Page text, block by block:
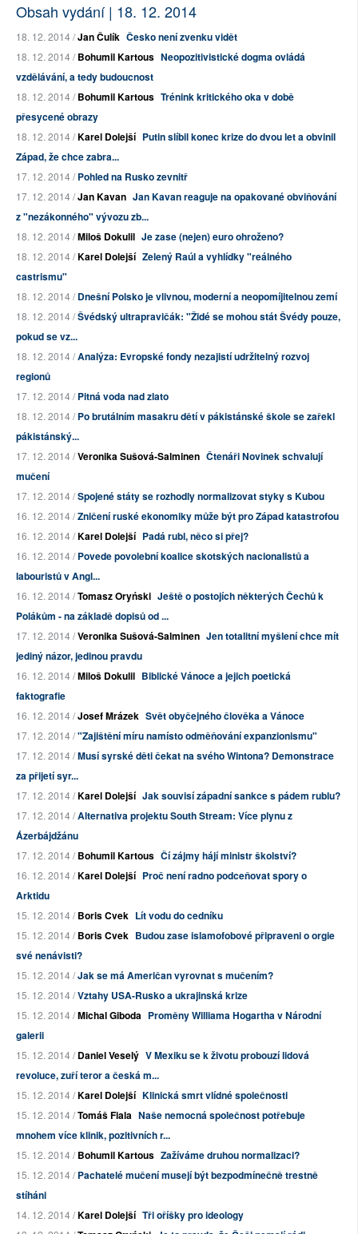
Obsah vydání | 18. 12. 2014
18. 12. 2014 /Jan Čulík Česko není zvenku vidět
18. 12. 2014 /Bohumil Kartous Neopozitivistické dogma ovládá
vzdělávání, a tedy budoucnost
18. 12. 2014 /Bohumil Kartous Trénink kritického oka v době
přesycené obrazy
18. 12. 2014 /Karel Dolejší Putin slíbil konec krize do dvou let a obvinil
Západ, že chce zabra...
17. 12. 2014 /Pohled na Rusko zevnitř
17. 12. 2014 /Jan Kavan Jan Kavan reaguje na opakované obviňování
z "nezákonného" vývozu zb...
18. 12. 2014 /Miloš Dokulil Je zase (nejen) euro ohroženo?
18. 12. 2014 /Karel Dolejší Zelený Raúl a vyhlídky "reálného
castrismu"
18. 12. 2014 /Dnešní Polsko je vlivnou, moderní a neopomíjitelnou zemí
18. 12. 2014 /Švédský ultrapravičák: "Židé se mohou stát Švédy pouze,
pokud se vz...
18. 12. 2014 /Analýza: Evropské fondy nezajistí udržitelný rozvoj
regionů
17. 12. 2014 /Pitná voda nad zlato
18. 12. 2014 /Po brutálním masakru dětí v pákistánské škole se zařekl
pákistánský...
17. 12. 2014 /Veronika Sušová-Salminen Čtenáři Novinek schvalují
mučení
17. 12. 2014 /Spojené státy se rozhodly normalizovat styky s Kubou
16. 12. 2014 /Zničení ruské ekonomiky může být pro Západ katastrofou
16. 12. 2014 /Karel Dolejší Padá rubl, něco si přej?
16. 12. 2014 /Povede povolební koalice skotských nacionalistů a
labouristů v Angl...
16. 12. 2014 /Tomasz Oryński Ještě o postojích některých Čechů k
Polákům - na základě dopisů od ...
17. 12. 2014 /Veronika Sušová-Salminen Jen totalitní myšlení chce mít
jediný názor, jedinou pravdu
16. 12. 2014 /Miloš Dokulil Biblické Vánoce a jejich poetická
faktografie
16. 12. 2014 /Josef Mrázek Svět obyčejného člověka a Vánoce
17. 12. 2014 /"Zajištění míru namísto odměňování expanzionismu"
17. 12. 2014 /Musí syrské děti čekat na svého Wintona? Demonstrace
za přijetí syr...
17. 12. 2014 /Karel Dolejší Jak souvisí západní sankce s pádem rublu?
17. 12. 2014 /Alternativa projektu South Stream: Více plynu z
Ázerbájdžánu
17. 12. 2014 /Bohumil Kartous Čí zájmy hájí ministr školství?
16. 12. 2014 /Karel Dolejší Proč není radno podceňovat spory o
Arktidu
15. 12. 2014 /Boris Cvek Lít vodu do cedníku
15. 12. 2014 /Boris Cvek Budou zase islamofobové připraveni o orgie
své nenávisti?
15. 12. 2014 /Jak se má Američan vyrovnat s mučením?
15. 12. 2014 /Vztahy USA-Rusko a ukrajinská krize
15. 12. 2014 /Michal Giboda Proměny Williama Hogartha v Národní
galerii
15. 12. 2014 /Daniel Veselý V Mexiku se k životu probouzí lidová
revoluce, zuří teror a česká m...
15. 12. 2014 /Karel Dolejší Klinická smrt vlídné společnosti
15. 12. 2014 /Tomáš Fiala Naše nemocná společnost potřebuje
mnohem více klinik, pozitivních r...
15. 12. 2014 /Bohumil Kartous Zažíváme druhou normalizaci?
15. 12. 2014 /Pachatelé mučení musejí být bezpodmínečně trestně
stíháni
14. 12. 2014 /Karel Dolejší Tři oříšky pro ideology